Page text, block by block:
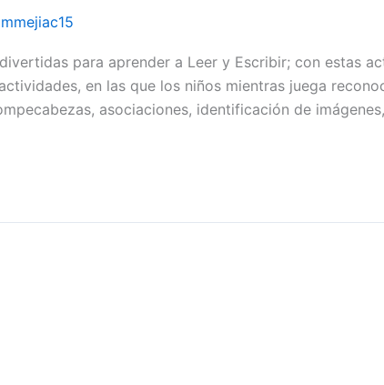
mmejiac15
para aprender a Leer y Escribir; con estas
en las que los niños mientras juega
asociaciones, identificación de